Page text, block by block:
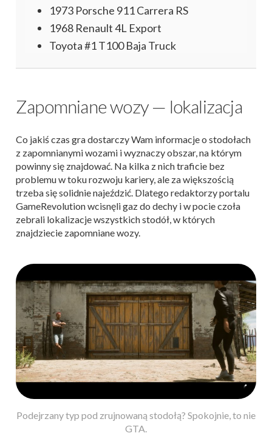
1973 Porsche 911 Carrera RS
1968 Renault 4L Export
Toyota #1 T100 Baja Truck
Zapomniane wozy — lokalizacja
Co jakiś czas gra dostarczy Wam informacje o stodołach
z zapomnianymi wozami i wyznaczy obszar, na którym
powinny się znajdować. Na kilka z nich traficie bez
problemu w toku rozwoju kariery, ale za większością
trzeba się solidnie najeździć. Dlatego redaktorzy portalu
GameRevolution wcisnęli gaz do dechy i w pocie czoła
zebrali lokalizacje wszystkich stodół, w których
znajdziecie zapomniane wozy.
Podejrzany typ pod zrujnowaną stodołą? Spokojnie, to nie
GTA.